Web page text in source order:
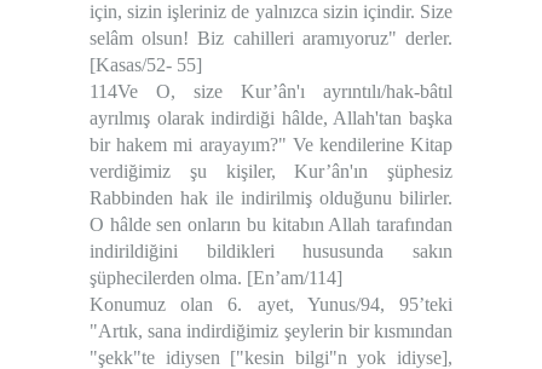
için, sizin işleriniz de yalnızca sizin içindir. Size
selâm olsun! Biz cahilleri aramıyoruz" derler.
[Kasas/52- 55]
114Ve O, size Kur’ân'ı ayrıntılı/hak-bâtıl
ayrılmış olarak indirdiği hâlde, Allah'tan başka
bir hakem mi arayayım?" Ve kendilerine Kitap
verdiğimiz şu kişiler, Kur’ân'ın şüphesiz
Rabbinden hak ile indirilmiş olduğunu bilirler.
O hâlde sen onların bu kitabın Allah tarafından
indirildiğini bildikleri hususunda sakın
şüphecilerden olma. [En’am/114]
Konumuz olan 6. ayet, Yunus/94, 95’teki
"Artık, sana indirdiğimiz şeylerin bir kısmından
"şekk"te idiysen ["kesin bilgi"n yok idiyse],